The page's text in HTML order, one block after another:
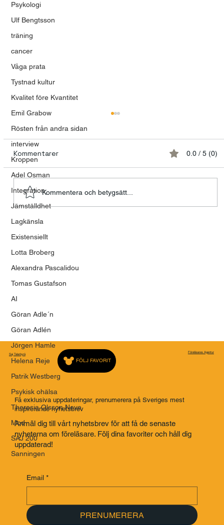
Psykologi
Ulf Bengtsson
träning
cancer
Våga prata
Tystnad kultur
Kvalitet före Kvantitet
Emil Grabow
Rösten från andra sidan
interview
Kroppen
Adel Osman
Integration
Jämställdhet
Lagkänsla
Existensiellt
Lotta Broberg
Alexandra Pascalidou
Tomas Gustafson
AI
Göran Adle´n
Göran Adlén
Jörgen Hamle
Helena Reje
Patrik Westberg
Psykisk ohälsa
Theresia Olsson Neve
Mod
SAJ 200
Sanningen
ledarskapsutmaningar
Kommentarer 0.0 / 5 (0)
Kommentera och betygsätt...
Saj Talarbyrå Föreläsares Agentur
FÖLJ FAVORIT
Få exklusiva uppdateringar, prenumerera på Sveriges mest
inspirerande nyhetsbrev
Anmäl dig till vårt nyhetsbrev för att få de senaste
nyheterna om föreläsare. Följ dina favoriter och håll dig
uppdaterad!
Email *
PRENUMERERA